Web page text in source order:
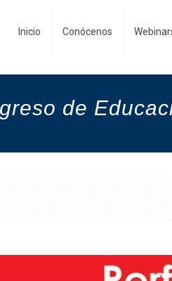
Inicio Conócenos
de